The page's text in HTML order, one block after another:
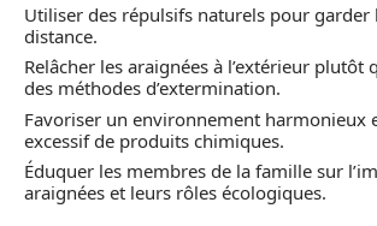
Utiliser des répulsifs naturels pour garder
distance.
Relâcher les araignées à l’extérieur plutôt
des méthodes d’extermination.
Favoriser un environnement harmonieux
excessif de produits chimiques.
Éduquer les membres de la famille sur
araignées et leurs rôles écologiques.